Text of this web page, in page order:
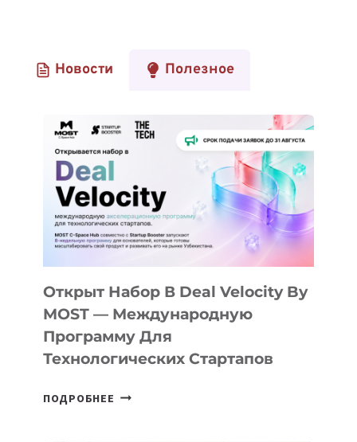
Новости Полезное
Открыт Набор В Deal Velocity By
MOST — Международную
Программу Для
Технологических Стартапов
ПОДРОБНЕЕ ОТКРЫТ